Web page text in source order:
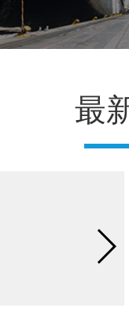
最